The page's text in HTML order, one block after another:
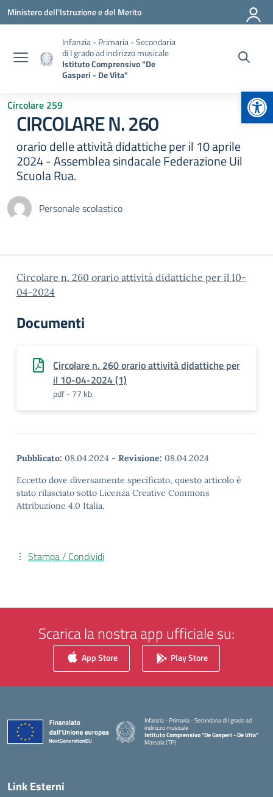
Vai ai contenuti
Vai al menu di navigazione
Vai al footer
Ministero dell'Istruzione e del Merito
Infanzia - Primaria - Secondaria
di I grado ad indirizzo musicale
Istituto Comprensivo "De
Gasperi - De Vita"
Circolare 259
CIRCOLARE N. 260
orario delle attività didattiche per il 10 aprile
2024 - Assemblea sindacale Federazione Uil
Scuola Rua.
Personale scolastico
Circolare n. 260 orario attività didattiche per il 10-
04-2024
Documenti
Circolare n. 260 orario attività didattiche per
il 10-04-2024 (1)
pdf - 77 kb
Pubblicato: 08.04.2024 - Revisione: 08.04.2024
Eccetto dove diversamente specificato, questo articolo è
stato rilasciato sotto Licenza Creative Commons
Attribuzione 4.0 Italia.
Stampa / Condividi
Scarica la nostra app ufficiale su:
App Store Play Store
Infanzia - Primaria - Secondaria di I grado ad
indirizzo musicale
Istituto Comprensivo "De Gasperi - De Vita"
Marsala (TP)
Link Esterni